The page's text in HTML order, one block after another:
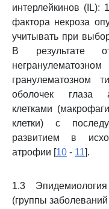
интерлейкинов
фактора некроза
учитывать при
В результате
гранулематозном
оболочек глаза
клетками
клетки) с
развитием в
атрофии [10 - 11].
1.3
(группы